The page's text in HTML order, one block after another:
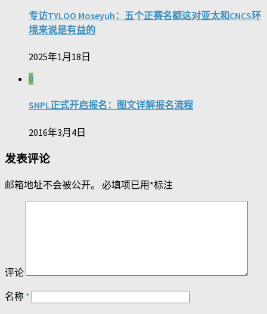
专访TYLOO Moseyuh：五个正赛名额这对亚太和CNCS环
境来说是有益的
2025年1月18日
0
SNPL正式开启报名：图文详解报名流程
2016年3月4日
发表评论
邮箱地址不会被公开。 必填项已用 *标注
评论
名称 *